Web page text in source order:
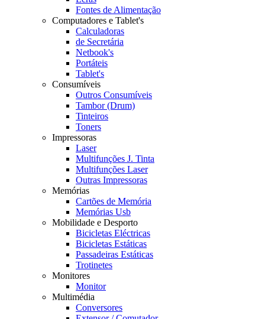
Fontes de Alimentação
Computadores e Tablet's
Calculadoras
de Secretária
Netbook's
Portáteis
Tablet's
Consumíveis
Outros Consumíveis
Tambor (Drum)
Tinteiros
Toners
Impressoras
Laser
Multifunções J. Tinta
Multifunções Laser
Outras Impressoras
Memórias
Cartões de Memória
Memórias Usb
Mobilidade e Desporto
Bicicletas Eléctricas
Bicicletas Estáticas
Passadeiras Estáticas
Trotinetes
Monitores
Monitor
Multimédia
Conversores